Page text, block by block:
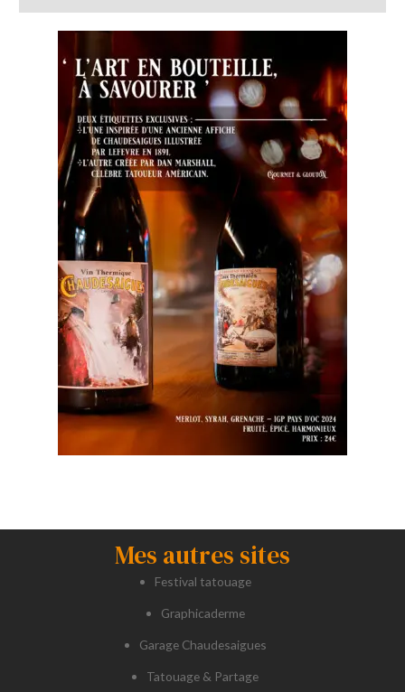
Mes autres sites
Festival tatouage
Graphicaderme
Garage Chaudesaigues
Tatouage & Partage